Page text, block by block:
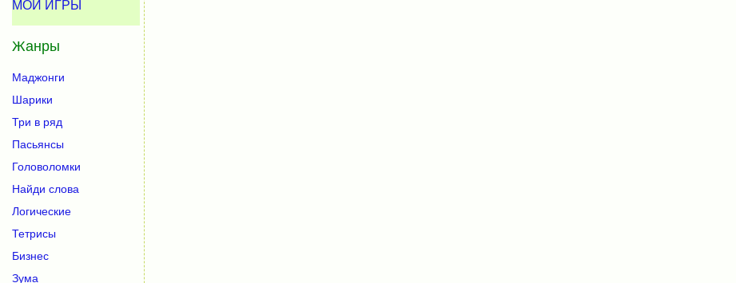
МОИ ИГРЫ
Жанры
Маджонги
Шарики
Три в ряд
Пасьянсы
Головоломки
Найди слова
Логические
Тетрисы
Бизнес
Зума